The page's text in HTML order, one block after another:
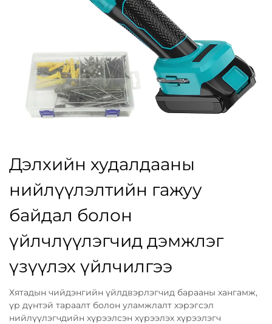
Дэлхийн худалдааны
нийлүүлэлтийн гажуу
байдал болон
үйлчлүүлэгчид дэмжлэг
үзүүлэх үйлчилгээ
Хятадын чийдэнгийн үйлдвэрлэгчид барааны хангамж,
үр дүнтэй тараалт болон уламжлалт хэрэгсэл
нийлүүлэгчдийн хүрээлсэн хүрээлэх хүрээлэгч